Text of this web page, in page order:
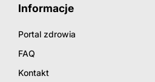
Informacje
Portal zdrowia
FAQ
Kontakt